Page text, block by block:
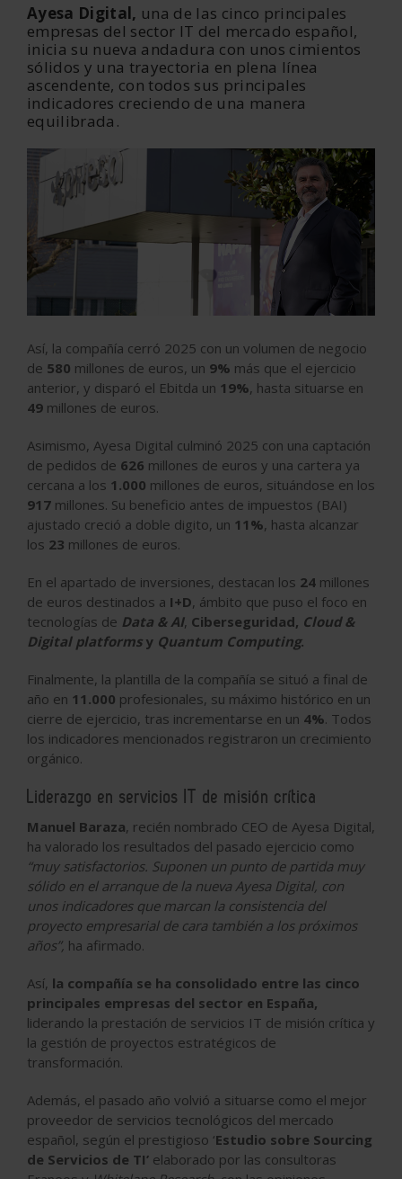
Ayesa Digital, una de las cinco principales
empresas del sector IT del mercado español,
inicia su nueva andadura con unos cimientos
sólidos y una trayectoria en plena línea
ascendente, con todos sus principales
indicadores creciendo de una manera
equilibrada.
Así, la compañía cerró 2025 con un volumen de negocio
de 580 millones de euros, un 9% más que el ejercicio
anterior, y disparó el Ebitda un 19%, hasta situarse en
49 millones de euros.
Asimismo, Ayesa Digital culminó 2025 con una captación
de pedidos de 626 millones de euros y una cartera ya
cercana a los 1.000 millones de euros, situándose en los
917 millones. Su beneficio antes de impuestos (BAI)
ajustado creció a doble digito, un 11%, hasta alcanzar
los 23 millones de euros.
En el apartado de inversiones, destacan los 24 millones
de euros destinados a I+D, ámbito que puso el foco en
tecnologías de Data & AI, Ciberseguridad, Cloud &
Digital platformsy Quantum Computing.
Finalmente, la plantilla de la compañía se situó a final de
año en 11.000 profesionales, su máximo histórico en un
cierre de ejercicio, tras incrementarse en un 4%. Todos
los indicadores mencionados registraron un crecimiento
orgánico.
Liderazgo en servicios IT de misión crítica
Manuel Baraza, recién nombrado CEO de Ayesa Digital,
ha valorado los resultados del pasado ejercicio como
“muy satisfactorios. Suponen un punto de partida muy
sólido en el arranque de la nueva Ayesa Digital, con
unos indicadores que marcan la consistencia del
proyecto empresarial de cara también a los próximos
años”, ha afirmado.
Así, la compañía se ha consolidado entre las cinco
principales empresas del sector en España,
liderando la prestación de servicios IT de misión crítica y
la gestión de proyectos estratégicos de
transformación.
Además, el pasado año volvió a situarse como el mejor
proveedor de servicios tecnológicos del mercado
español, según el prestigioso ‘Estudio sobre Sourcing
de Servicios de TI’ elaborado por las consultoras